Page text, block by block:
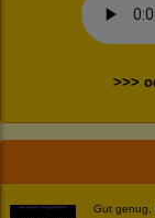
>>>
Gut genug,